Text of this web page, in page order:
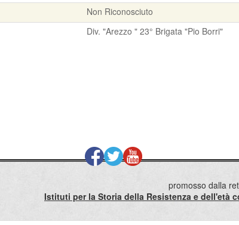
Non Riconosciuto
Div. "Arezzo " 23° Brigata "Pio Borri"
promosso dalla
Istituti per la Storia della Resistenza e dell'età